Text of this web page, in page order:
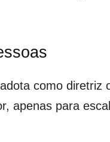
como diretriz
apenas para